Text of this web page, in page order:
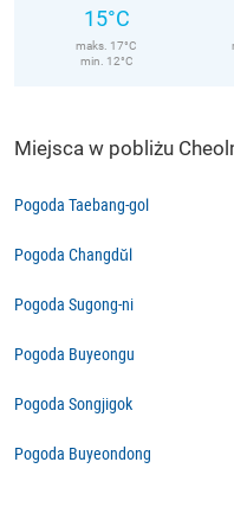
15°C
maks. 17°C
min. 12°C
Miejsca w pobliżu
Pogoda Taebang-gol
Pogoda Changdŭl
Pogoda Sugong-ni
Pogoda Buyeongu
Pogoda Songjigok
Pogoda Buyeondong